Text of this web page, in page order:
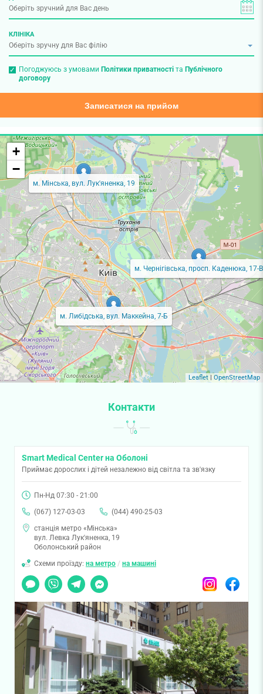
КЛІНІКА
Погоджуюсь з умовами Політики приватностіта Публічного
договору
Записатися на прийом
м. Мінська, вул. Лук'яненка, 19
м. Либідська, вул. Маккейна, 7-Б
м. Чернігівська, просп. Каденюка, 17-В
+
−
Leaflet| OpenStreetMap
Контакти
Smart Medical Center на Оболоні
Приймає дорослих і дітей незалежно від світла та зв'язку
Пн-Нд 07:30 - 21:00
(067) 127-03-03
(044) 490-25-03
станція метро «Мінська»
вул. Левка Лук'яненка, 19
Оболонський район
Схеми проїзду: на метро / на машині
Чат
Viber TelegramMessenger InstagramFacebook